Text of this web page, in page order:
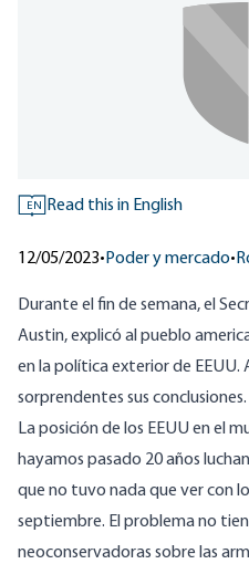
EN Read this in English
12/05/2023•Poder y mercado•
Durante el fin de semana, el
Austin, explicó al pueblo
en la política exterior de EEUU.
sorprendentes sus conclusiones.
La posición de los EEUU en el
hayamos pasado 20 años
que no tuvo nada que ver con
septiembre. El problema no
neoconservadoras sobre las